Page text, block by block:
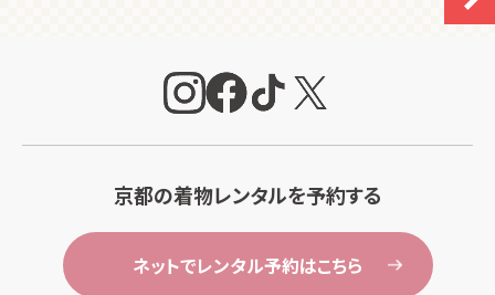
京都の着物レンタルを予約する
ネットでレンタル予約はこちら